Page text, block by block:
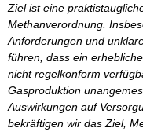
Ziel ist eine
Methanverordnung.
Anforderungen und
führen, dass ein
nicht regelkonform
Gasproduktion
Auswirkungen auf
bekräftigen wir das Ziel,